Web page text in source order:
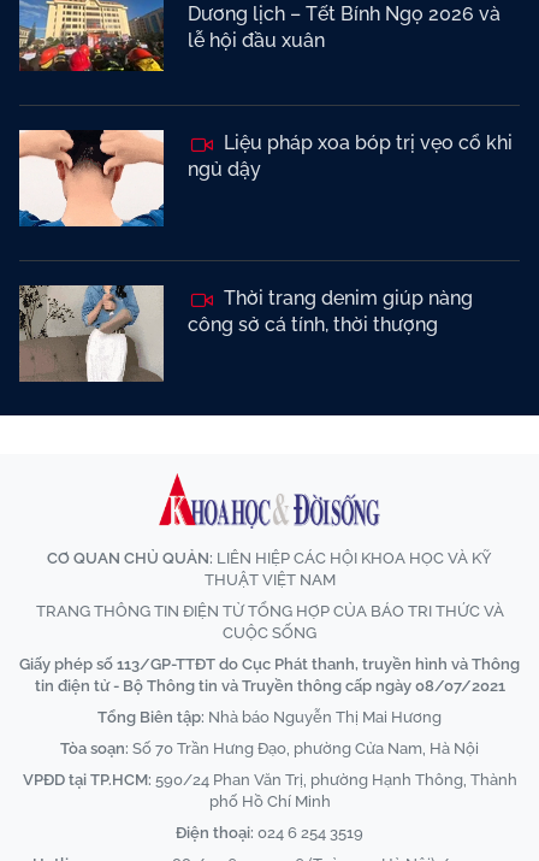
Dương lịch – Tết Bính Ngọ 2026 và
lễ hội đầu xuân
Liệu pháp xoa bóp trị vẹo cổ khi
ngủ dậy
Thời trang denim giúp nàng
công sở cá tính, thời thượng
CƠ QUAN CHỦ QUẢN: LIÊN HIỆP CÁC HỘI KHOA HỌC VÀ KỸ
THUẬT VIỆT NAM
TRANG THÔNG TIN ĐIỆN TỬ TỔNG HỢP CỦA BÁO TRI THỨC VÀ
CUỘC SỐNG
Giấy phép số 113/GP-TTĐT do Cục Phát thanh, truyền hình và Thông
tin điện tử - Bộ Thông tin và Truyền thông cấp ngày 08/07/2021
Tổng Biên tập: Nhà báo Nguyễn Thị Mai Hương
Tòa soạn: Số 70 Trần Hưng Đạo, phường Cửa Nam, Hà Nội
VPĐD tại TP.HCM: 590/24 Phan Văn Trị, phường Hạnh Thông, Thành
phố Hồ Chí Minh
Điện thoại: 024 6 254 3519